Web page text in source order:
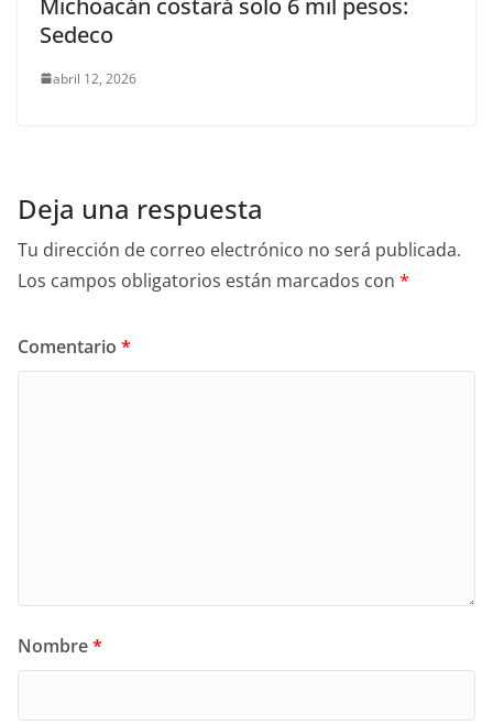
Michoacán costará solo 6 mil pesos:
Sedeco
abril 12, 2026
Deja una respuesta
Tu dirección de correo electrónico no será publicada.
Los campos obligatorios están marcados con *
Comentario *
Nombre*